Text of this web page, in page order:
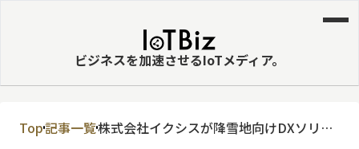
ビジネスを加速させるIoTメディア。
MVNE
Top記事一覧株式会社イクシスが降雪地向けDXソリュ